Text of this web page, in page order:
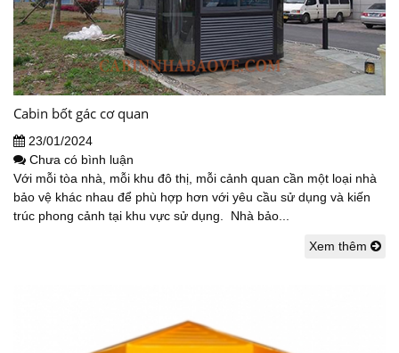
Cabin bốt gác cơ quan
23/01/2024
Chưa có bình luận
Với mỗi tòa nhà, mỗi khu đô thị, mỗi cảnh quan cần một loại nhà
bảo vệ khác nhau để phù hợp hơn với yêu cầu sử dụng và kiến
trúc phong cảnh tại khu vực sử dụng. Nhà bảo...
Xem thêm